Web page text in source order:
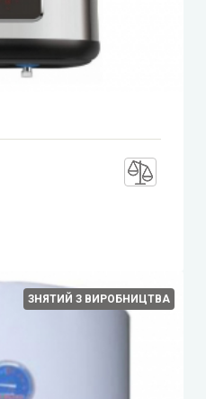
ЗНЯТИЙ З ВИРОБНИЦТВА